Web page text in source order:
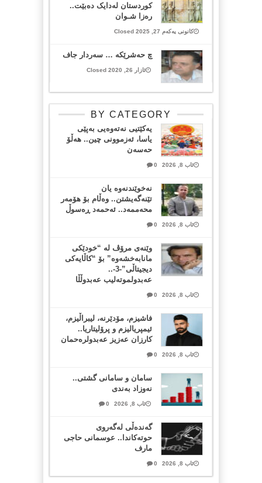
کوردستان لەدایک دەبێت..
رەزا شـوان
کانونی یەکەم 27, 2025 Closed
چ حەشرێکە … سەردار جاف
ئازار 26, 2020 Closed
BY CATEGORY
یەکێتیی نەتەوەیی بەپێی
یاسا، ئەزموونی چین.. هەڵۆ
حەسەن
ئاب 8, 2026 0
نەخوێندنەوە یان
تێنەگەیشتن.. وەڵام بۆ هۆمەر
محەممەد.. ئەحمەد ڕەسوڵ
ئاب 8, 2026 0
وێنەی مرۆڤ لە “خودێکی
مانابەخشەوە” بۆ “کاڵایەکی
دیجیتاڵی”-3-..
عەبدولموتەلیب عەبدوڵڵا
ئاب 8, 2026 0
فاشیزم، مۆدێرنە، لیبراڵیزم،
ئیمپریالیزم و پرۆلیتاریا..
کارزان عەزیز عەبدولرەحمان
ئاب 8, 2026 0
سامان و سامانی گشتی..
نەوزاد بەندی
ئاب 8, 2026 0
گەندەڵی لەگەروی
حوتەکاندا.. عوسمانی حاجی
مارف
ئاب 8, 2026 0